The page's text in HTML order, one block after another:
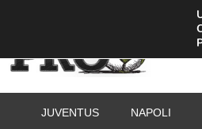
JUVENTUS NAPOLI